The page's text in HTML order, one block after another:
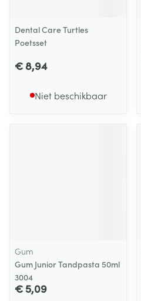
Dental Care Turtles
Poetsset
€ 8,94
Niet beschikbaar
Gum
Gum Junior Tandpasta 50ml
3004
€ 5,09